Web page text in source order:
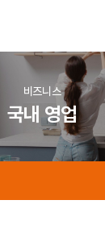
비즈니스
국내 영업